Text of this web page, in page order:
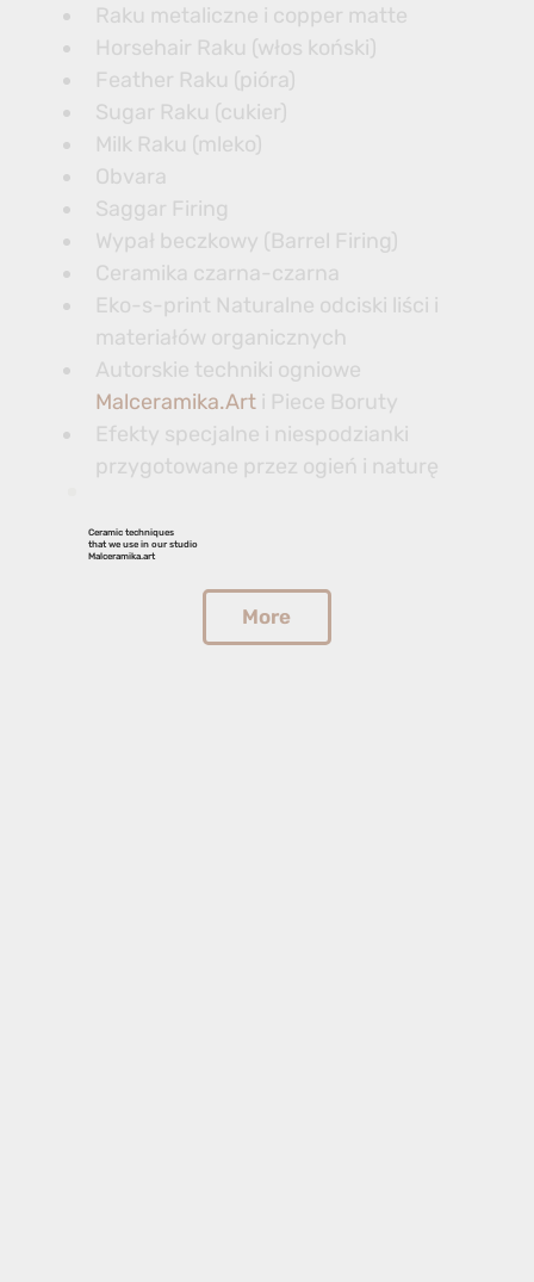
Raku metaliczne i copper matte
Horsehair Raku (włos koński)
Feather Raku (pióra)
Sugar Raku (cukier)
Milk Raku (mleko)
Obvara
Saggar Firing
Wypał beczkowy (Barrel Firing)
Ceramika czarna-czarna
Eko-s-print Naturalne odciski liści i
materiałów organicznych
Autorskie techniki ogniowe
Malceramika.Art i Piece Boruty
Efekty specjalne i niespodzianki
przygotowane przez ogień i naturę
Ceramic techniques
that we use in our studio
Malceramika.art
More